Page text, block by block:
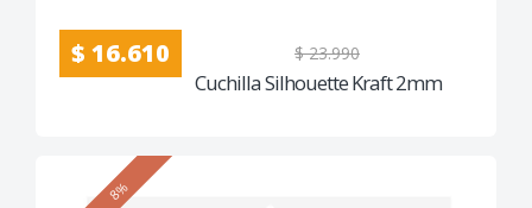
$ 16.610 $ 23.990
Cuchilla Silhouette Kraft 2mm
8%